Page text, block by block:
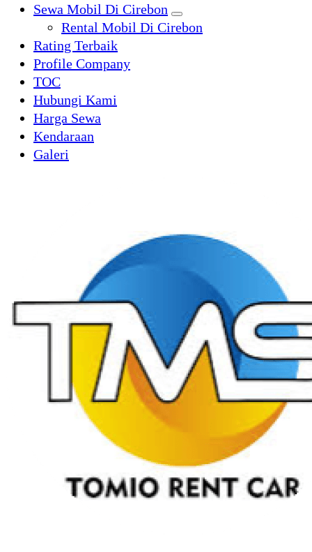
Sewa Mobil Di Cirebon
Rental Mobil Di Cirebon
Rating Terbaik
Profile Company
TOC
Hubungi Kami
Harga Sewa
Kendaraan
Galeri